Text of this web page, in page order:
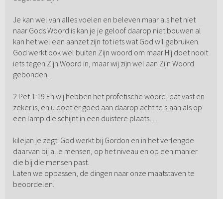
Je kan wel van alles voelen en beleven maar als het niet
naar Gods Woord is kan je je geloof daarop niet bouwen al
kan het wel een aanzet zijn tot iets wat God wil gebruiken.
God werkt ook wel buiten Zijn woord om maar Hij doet nooit
iets tegen Zijn Woord in, maar wij zijn wel aan Zijn Woord
gebonden.
2.Pet.1:19 En wij hebben het profetische woord, dat vast en
zeker is, en u doet er goed aan daarop acht te slaan als op
een lamp die schijnt in een duistere plaats…
kilejan je zegt: God werkt bij Gordon en in het verlengde
daarvan bij alle mensen, op het niveau en op een manier
die bij die mensen past.
Laten we oppassen, de dingen naar onze maatstaven te
beoordelen.